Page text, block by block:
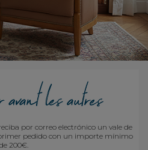
por correo electrónico un vale de
pedido con un importe mínimo
200€.